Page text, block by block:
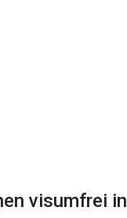
visumfrei in